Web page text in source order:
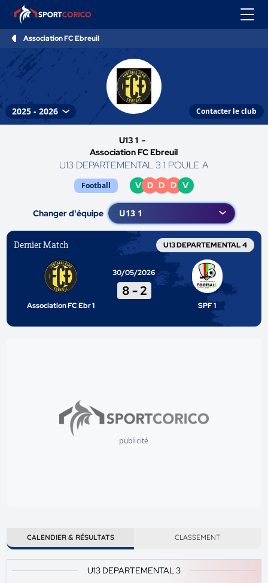
Association FC Ebreuil
Contacter le club
U13 1 -
Association FC Ebreuil
U13 DEPARTEMENTAL 3 1 POULE A
Football V D D D V
Changer d'équipe
Dernier Match U13 DEPARTEMENTAL 4
Association FC Ebr 1
30/05/2026
8- 2
SPF 1
publicité
CALENDIER & RÉSULTATS CLASSEMENT
U13 DEPARTEMENTAL 3